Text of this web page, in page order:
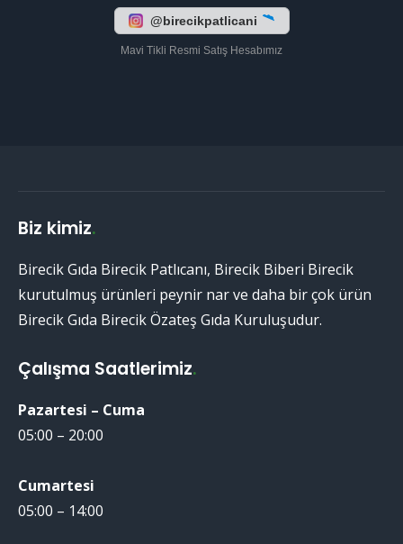
@birecikpatlicani
Mavi Tikli Resmi Satış Hesabımız
Biz kimiz.
Birecik Gıda Birecik Patlıcanı, Birecik Biberi Birecik
kurutulmuş ürünleri peynir nar ve daha bir çok ürün
Birecik Gıda Birecik Özateş Gıda Kuruluşudur.
Çalışma Saatlerimiz.
Pazartesi – Cuma
05:00 – 20:00
Cumartesi
05:00 – 14:00